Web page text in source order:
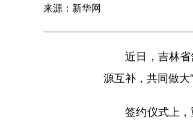
来源：新华网
近日，吉林省
源互补，共同做大“
签约仪式上，